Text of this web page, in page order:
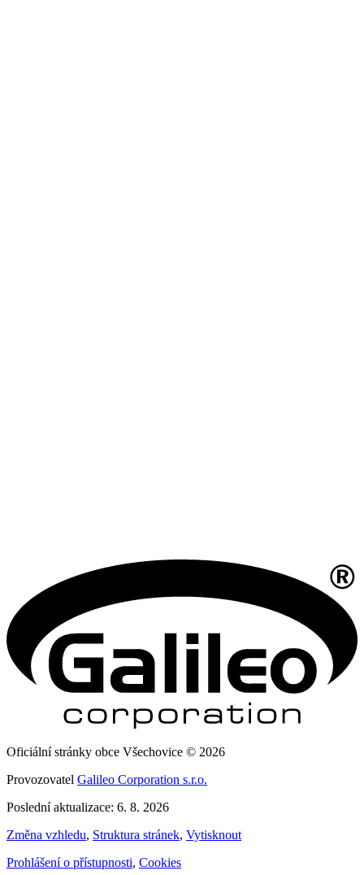
Oficiální stránky obce Všechovice © 2026
Provozovatel Galileo Corporation s.r.o.
Poslední aktualizace: 6. 8. 2026
Změna vzhledu, Struktura stránek, Vytisknout
Prohlášení o přístupnosti, Cookies